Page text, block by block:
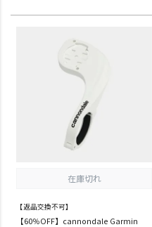
在庫切れ
【返品交換不可】
【60％OFF】cannondale Garmin